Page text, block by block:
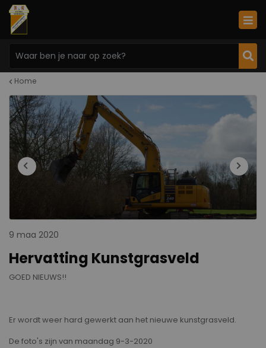
Home
9 maa 2020
Hervatting Kunstgrasveld
GOED NIEUWS!!
Er wordt weer hard gewerkt aan het nieuwe kunstgrasveld.
De foto's zijn van maandag 9-3-2020